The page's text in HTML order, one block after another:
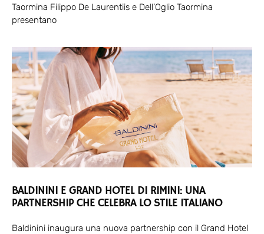
Taormina Filippo De Laurentiis e Dell’Oglio Taormina
presentano
BALDININI E GRAND HOTEL DI RIMINI: UNA
PARTNERSHIP CHE CELEBRA LO STILE ITALIANO
Baldinini inaugura una nuova partnership con il Grand Hotel